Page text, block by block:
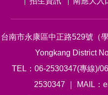
台南市永康區中正路529號（
Yongkang District
TEL：06-2530347(專線)/
2530347 ｜ MAIL：